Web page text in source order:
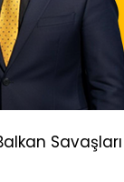
Savaşları